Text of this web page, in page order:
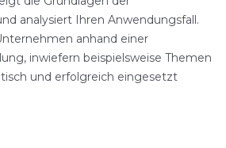
analysiert Ihren Anwendungsfall.
anhand einer
inwiefern beispielsweise Themen
und erfolgreich eingesetzt